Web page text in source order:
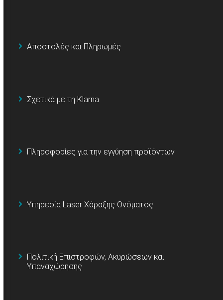
Αποστολές και Πληρωμές
Σχετικά με τη Klarna
Πληροφορίες για την εγγύηση προϊόντων
Υπηρεσία Laser Χάραξης Ονόματος
Πολιτική Επιστροφών, Ακυρώσεων και
Υπαναχώρησης